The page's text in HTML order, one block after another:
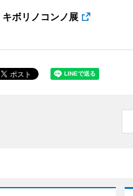
キボリノコンノ展